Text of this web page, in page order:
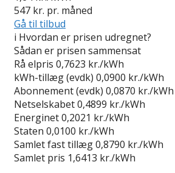
547 kr. pr. måned
Gå til tilbud
i Hvordan er prisen udregnet?
Sådan er prisen sammensat
Rå elpris 0,7623 kr./kWh
kWh-tillæg (evdk) 0,0900 kr./kWh
Abonnement (evdk) 0,0870 kr./kWh
Netselskabet0,4899 kr./kWh
Energinet0,2021 kr./kWh
Staten 0,0100 kr./kWh
Samlet fast tillæg0,8790 kr./kWh
Samlet pris 1,6413 kr./kWh